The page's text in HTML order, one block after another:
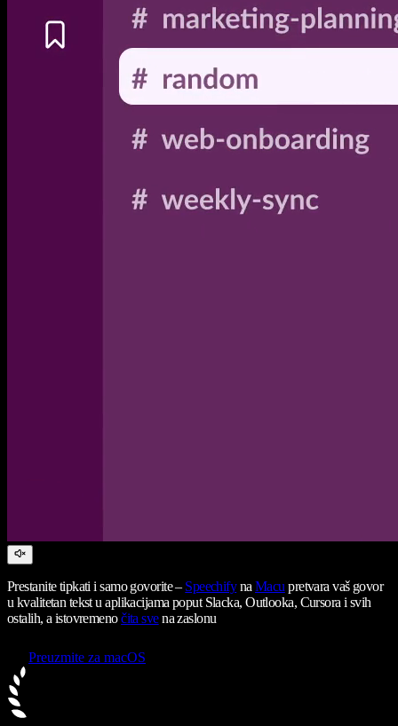
Prestanite tipkati i samo govorite – SpeechifynaMacu pretvara vaš govor
u kvalitetan tekst u aplikacijama poput Slacka, Outlooka, Cursora i svih
ostalih, a istovremenočita svena zaslonu
Preuzmite za macOS